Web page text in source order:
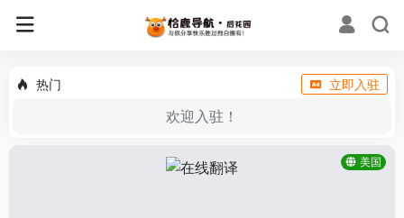
热门 立即入驻
欢迎入驻！
美国